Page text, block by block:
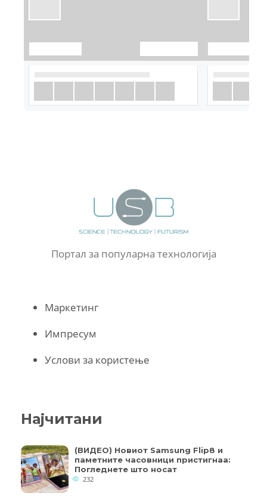
Портал за популарна технологија
Маркетинг
Импресум
Услови за користење
Најчитани
(ВИДЕО) Новиот Samsung Flip8 и
паметните часовници пристигнаа:
Погледнете што носат
232